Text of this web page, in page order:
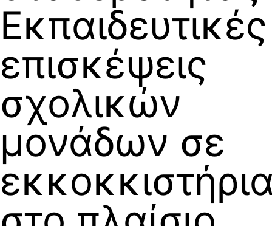
Εκπαιδευτικές
επισκέψεις
σχολικών
μονάδων σε